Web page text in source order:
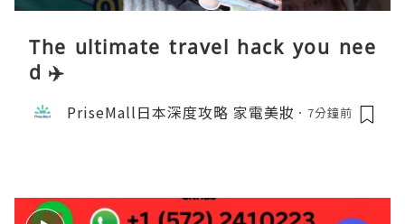
The ultimate travel hack you nee
d ✈️
PriseMall日本深度攻略 家電美妝 7分鐘前